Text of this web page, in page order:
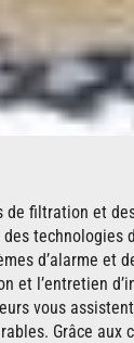
de filtration et
technologies
d’alarme et
et l’entretien
vous
Grâce aux